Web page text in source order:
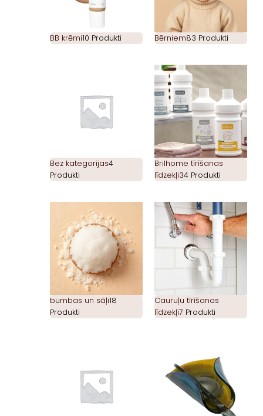
BB krēmi10 Produkti Bērniem83 Produkti
Bez kategorijas4
Produkti
Brilhome tīrīšanas
līdzekļi34 Produkti
bumbas un sāļi18
Produkti
Cauruļu tīrīšanas
līdzekļi7 Produkti